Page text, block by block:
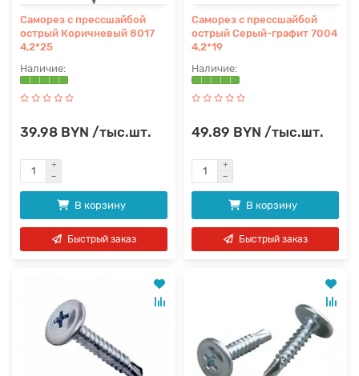
Саморез с прессшайбой
острый Коричневый 8017
4,2*25
39.98 BYN /тыс.шт.
В корзину
Быстрый заказ
Саморез с прессшайбой
острый Серый-графит 7004
4,2*19
49.89 BYN /тыс.шт.
В корзину
Быстрый заказ